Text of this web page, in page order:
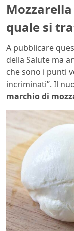
quale si
A pubblicare
della Salute ma
che sono i punti
incriminati”. Il
marchio di